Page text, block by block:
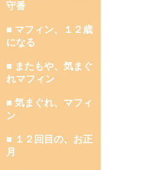
守番
■ マフィン、１２歳
になる
■ またもや、気まぐ
れマフィン
■ 気まぐれ、マフィ
ン
■ １２回目の、お正
月